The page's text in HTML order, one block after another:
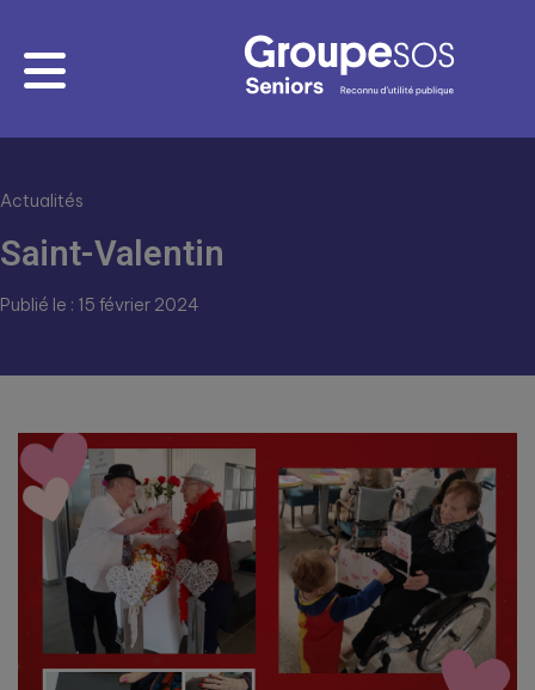
Actualités
Saint-Valentin
Publié le : 15 février 2024